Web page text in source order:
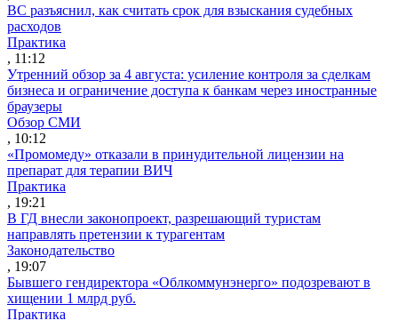
ВС разъяснил, как считать срок для взыскания судебных
расходов
Практика
, 11:12
Утренний обзор за 4 августа: усиление контроля за сделкам
бизнеса и ограничение доступа к банкам через иностранные
браузеры
Обзор СМИ
, 10:12
«Промомеду» отказали в принудительной лицензии на
препарат для терапии ВИЧ
Практика
, 19:21
В ГД внесли законопроект, разрешающий туристам
направлять претензии к турагентам
Законодательство
, 19:07
Бывшего гендиректора «Облкоммунэнерго» подозревают в
хищении 1 млрд руб.
Практика